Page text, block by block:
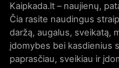
Kaipkada.lt – naujienų,
Čia rasite naudingus
daržą, augalus, sveikatą,
įdomybes bei kasdienius
paprasčiau, sveikiau ir